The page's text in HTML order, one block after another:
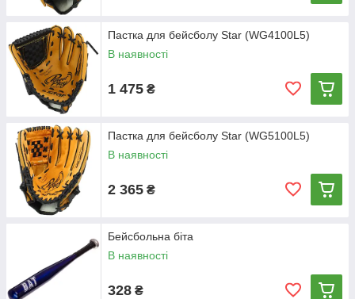
Пастка для бейсболу Star (WG4100L5)
В наявності
1 475 ₴
Пастка для бейсболу Star (WG5100L5)
В наявності
2 365 ₴
Бейсбольна біта
В наявності
328 ₴